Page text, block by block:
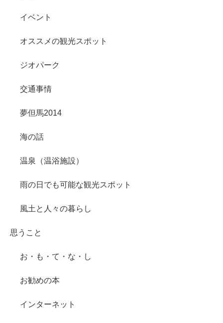
イベント
オススメの観光スポット
ジオパーク
交通事情
夢但馬2014
海の話
温泉（温浴施設）
雨の日でも可能な観光スポット
風土と人々の暮らし
思うこと
お・も・て・な・し
お勧めの本
インターネット